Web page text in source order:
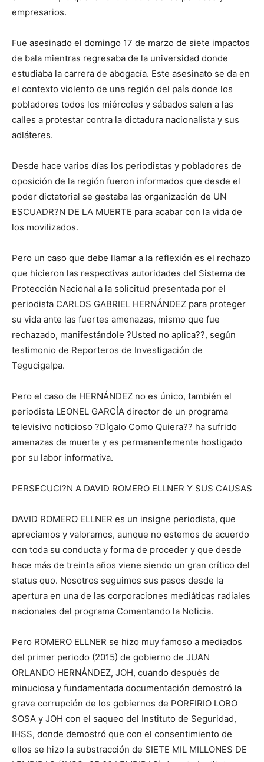
empresarios.
Fue asesinado el domingo 17 de marzo de siete impactos
de bala mientras regresaba de la universidad donde
estudiaba la carrera de abogacía. Este asesinato se da en
el contexto violento de una región del país donde los
pobladores todos los miércoles y sábados salen a las
calles a protestar contra la dictadura nacionalista y sus
adláteres.
Desde hace varios días los periodistas y pobladores de
oposición de la región fueron informados que desde el
poder dictatorial se gestaba las organización de UN
ESCUADR?N DE LA MUERTE para acabar con la vida de
los movilizados.
Pero un caso que debe llamar a la reflexión es el rechazo
que hicieron las respectivas autoridades del Sistema de
Protección Nacional a la solicitud presentada por el
periodista CARLOS GABRIEL HERNÁNDEZ para proteger
su vida ante las fuertes amenazas, mismo que fue
rechazado, manifestándole ?Usted no aplica??, según
testimonio de Reporteros de Investigación de
Tegucigalpa.
Pero el caso de HERNÁNDEZ no es único, también el
periodista LEONEL GARCÍA director de un programa
televisivo noticioso ?Dígalo Como Quiera?? ha sufrido
amenazas de muerte y es permanentemente hostigado
por su labor informativa.
PERSECUCI?N A DAVID ROMERO ELLNER Y SUS CAUSAS
DAVID ROMERO ELLNER es un insigne periodista, que
apreciamos y valoramos, aunque no estemos de acuerdo
con toda su conducta y forma de proceder y que desde
hace más de treinta años viene siendo un gran crítico del
status quo. Nosotros seguimos sus pasos desde la
apertura en una de las corporaciones mediáticas radiales
nacionales del programa Comentando la Noticia.
Pero ROMERO ELLNER se hizo muy famoso a mediados
del primer periodo (2015) de gobierno de JUAN
ORLANDO HERNÁNDEZ, JOH, cuando después de
minuciosa y fundamentada documentación demostró la
grave corrupción de los gobiernos de PORFIRIO LOBO
SOSA y JOH con el saqueo del Instituto de Seguridad,
IHSS, donde demostró que con el consentimiento de
ellos se hizo la substracción de SIETE MIL MILLONES DE